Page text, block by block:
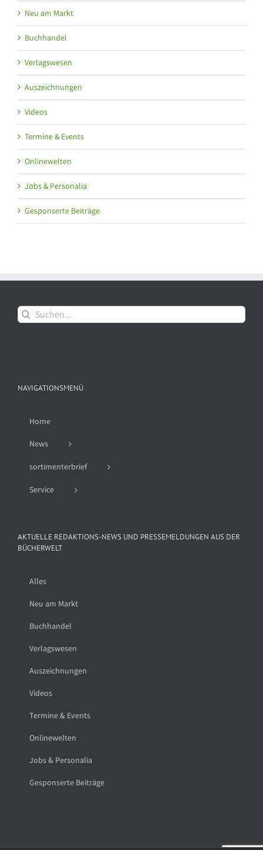
Neu am Markt
Buchhandel
Verlagswesen
Auszeichnungen
Videos
Termine & Events
Onlinewelten
Jobs & Personalia
Gesponserte Beiträge
Suche
nach:
NAVIGATIONSMENÜ
Home
News
sortimenterbrief
Service
AKTUELLE REDAKTIONS-NEWS UND PRESSEMELDUNGEN AUS DER
BÜCHERWELT
Alles
Neu am Markt
Buchhandel
Verlagswesen
Auszeichnungen
Videos
Termine & Events
Onlinewelten
Jobs & Personalia
Gesponserte Beiträge